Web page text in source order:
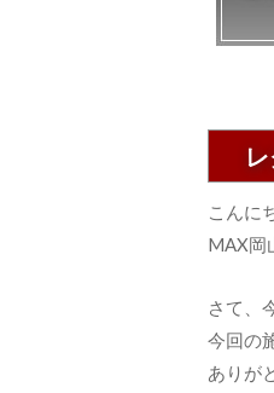
こんに
MAX岡
さて、
今回の
ありが